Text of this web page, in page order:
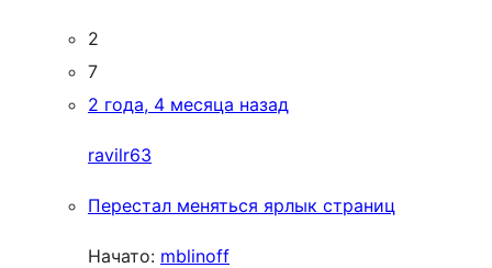
2
7
2 года, 4 месяца назад
ravilr63
Перестал меняться ярлык страниц
Начато: mblinoff